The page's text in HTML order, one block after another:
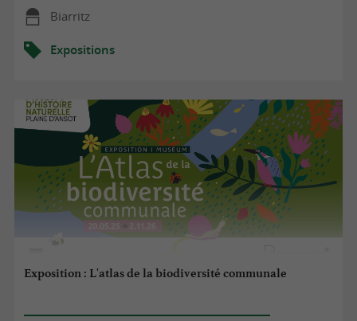
Biarritz
Expositions
Exposition : L'atlas de la biodiversité communale